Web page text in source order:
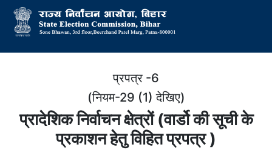
प्रपत्र -6
(नियम-29 (1) देखिए)
प्रादेशिक निर्वाचन क्षेत्रों (वार्डो की सूची के
प्रकाशन हेतु विहित प्रपत्र )